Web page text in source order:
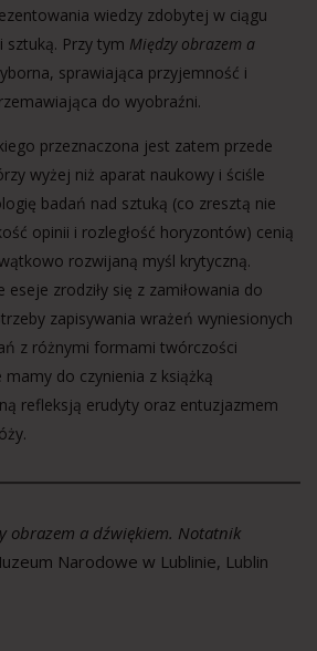
wiedzy zdobytej w ciągu
sztuką. Przy tym Między obrazem a
sprawiająca przyjemność i
do wyobraźni.
przeznaczona jest zatem przede
wyżej niż aparat naukowy i ściśle
badań nad sztuką (co zresztą nie
opinii i rozległość horyzontów) cenią
rozwijaną myśl krytyczną.
zrodziły się z zamiłowania do
zapisywania wrażeń wyniesionych
z różnymi formami twórczości
do czynienia z książką
refleksją erudyty oraz entuzjazmem
obrazem a dźwiękiem. Notatnik
Narodowe w Lublinie, Lublin